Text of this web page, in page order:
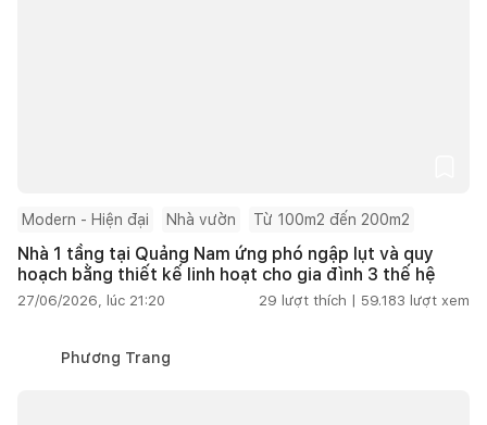
Modern - Hiện đại Nhà vườn Từ 100m2 đến 200m2
Nhà 1 tầng tại Quảng Nam ứng phó ngập lụt và quy
hoạch bằng thiết kế linh hoạt cho gia đình 3 thế hệ
27/06/2026, lúc 21:20 29 lượt thích | 59.183 lượt xem
Phương Trang